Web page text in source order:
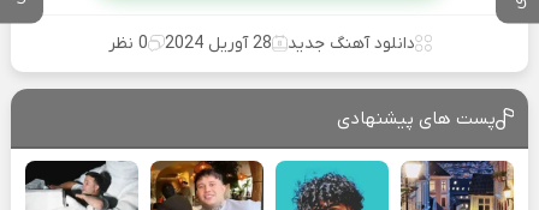
دانلود آهنگ جدید 28 آوریل 2024 0 نظر
پست های پیشنهادی